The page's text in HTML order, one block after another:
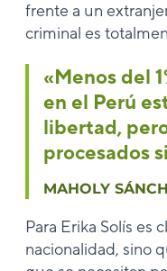
frente a un
criminal es
«Menos del
en el Perú
libertad,
procesados
MAHOLY
Para Erika Solís es
nacionalidad, sino